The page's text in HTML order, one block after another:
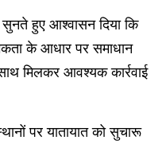
सुनते हुए आश्वासन दिया कि
के आधार पर समाधान
मिलकर आवश्यक कार्रवाई
पर यातायात को सुचारू